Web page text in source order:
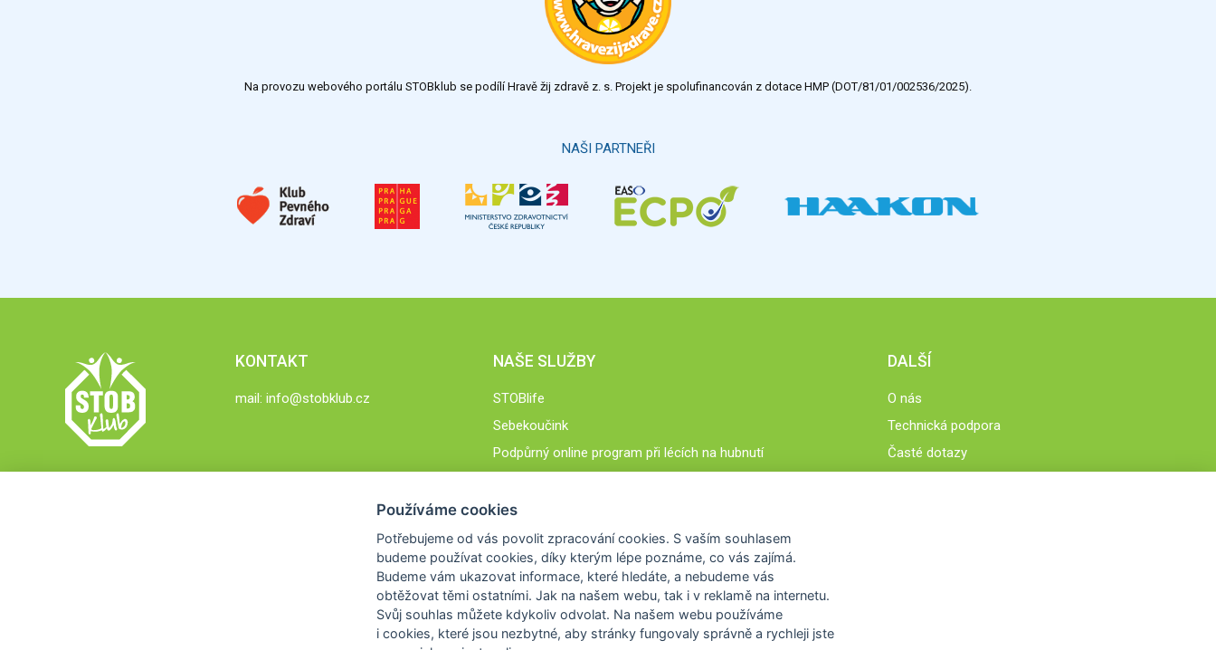
Na provozu webového portálu STOBklub se podílí Hravě žij zdravě z. s. Projekt je spolufinancován z dotace HMP (DOT/81/01/002536/2025).
NAŠI PARTNEŘI
KONTAKT
mail: info@stobklub.cz
NAŠE SLUŽBY
STOBlife
Sebekoučink
Podpůrný online program při lécích na hubnutí
DALŠÍ
O nás
Technická podpora
Časté dotazy
Používáme cookies
Potřebujeme od vás povolit zpracování cookies. S vaším souhlasem
budeme používat cookies, díky kterým lépe poznáme, co vás zajímá.
Budeme vám ukazovat informace, které hledáte, a nebudeme vás
obtěžovat těmi ostatními. Jak na našem webu, tak i v reklamě na internetu.
Svůj souhlas můžete kdykoliv odvolat. Na našem webu používáme
i cookies, které jsou nezbytné, aby stránky fungovaly správně a rychleji jste